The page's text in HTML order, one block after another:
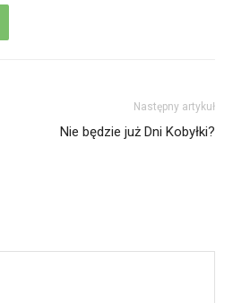
Następny artykuł
Nie będzie już Dni Kobyłki?